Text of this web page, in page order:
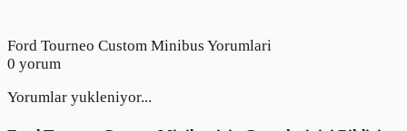
Ford Tourneo Custom Minibus Yorumlari
0 yorum
Yorumlar yukleniyor...